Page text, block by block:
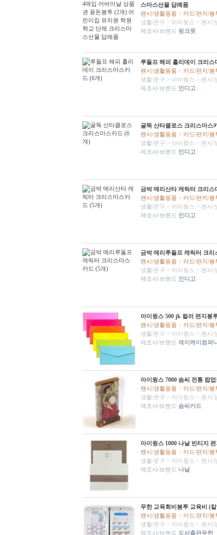
스마스선물 답례품
팬시/생활용품 > 카드/편지/봉
생활/문구 > 아이윙스 > 팬시/
제조사/브렌드 핑크풋
루돌프 해피 홀리데이 크리스
팬시/생활용품 > 카드/편지/봉
생활/문구 > 아이윙스 > 팬시/
제조사/브렌드 인디고
굴뚝 산타클로스 크리스마스
팬시/생활용품 > 카드/편지/봉
생활/문구 > 아이윙스 > 팬시/
제조사/브렌드 인디고
금박 메리산타 캐릭터 크리스
팬시/생활용품 > 카드/편지/봉
생활/문구 > 아이윙스 > 팬시/
제조사/브렌드 인디고
금박 메리루돌프 캐릭터 크리
팬시/생활용품 > 카드/편지/봉
생활/문구 > 아이윙스 > 팬시/
제조사/브렌드 인디고
아이윙스 500 jk 컬러 편지봉
팬시/생활용품 > 카드/편지/봉
생활/문구 > 아이윙스 > 팬시/
제조사/브렌드 제이케이컴퍼
아이윙스 7000 솜씨 전통 팝
팬시/생활용품 > 카드/편지/봉
생활/문구 > 아이윙스 > 팬시/
제조사/브렌드 솜씨카드
아이윙스 1000 나날 빈티지
팬시/생활용품 > 카드/편지/봉
생활/문구 > 아이윙스 > 팬시/
제조사/브렌드 나날
무한 교육회비봉투 교육비 (
팬시/생활용품 > 카드/편지/봉
생활/문구 > 아이윙스 > 팬시/
제조사/브렌드 도서출판무한